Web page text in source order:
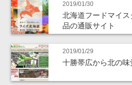
2019/01/30
北海道フードマイ
品の通販サイト
2019/01/29
十勝帯広から北の味